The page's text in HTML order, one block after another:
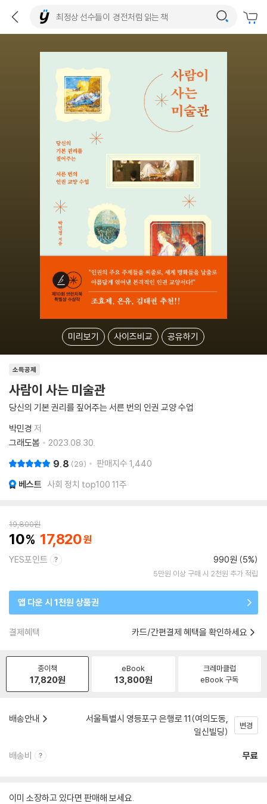
미리보기 사이즈비교 공유하기
소득공제
사람이 사는 미술관
당신의 기본 권리를 짚어주는 서른 번의 인권 교양 수업
박민경 저
그래도봄
2023.08.30.
9.8 29 판매지수 1,440
베스트 사회 정치 top100 11주
19,800원
10 17,820
YES포인트 990원 (5%)
5만원 이상 구매 시 2천원 추가 적립
앱 다운 시 1천원 상품권
결제혜택 카드/간편결제 혜택을 확인하세요
종이책
17,820원
eBook
13,800원
크레마클럽
eBook 구독
배송안내
서울특별시 영등포구 은행로 11(여의도동,
일신빌딩)
변경
배송비 무료
이미 소장하고 있다면 판매해 보세요.